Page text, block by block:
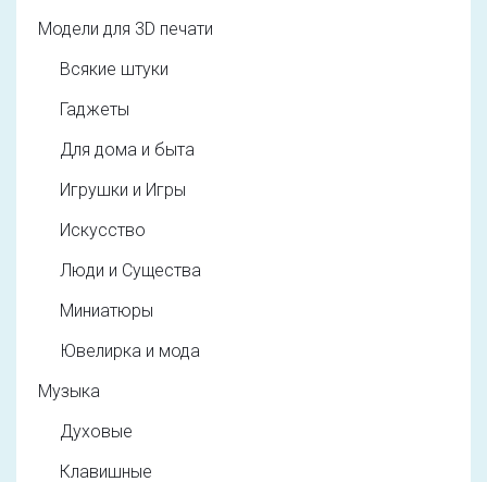
Модели для 3D печати
Всякие штуки
Гаджеты
Для дома и быта
Игрушки и Игры
Искусство
Люди и Существа
Миниатюры
Ювелирка и мода
Музыка
Духовые
Клавишные